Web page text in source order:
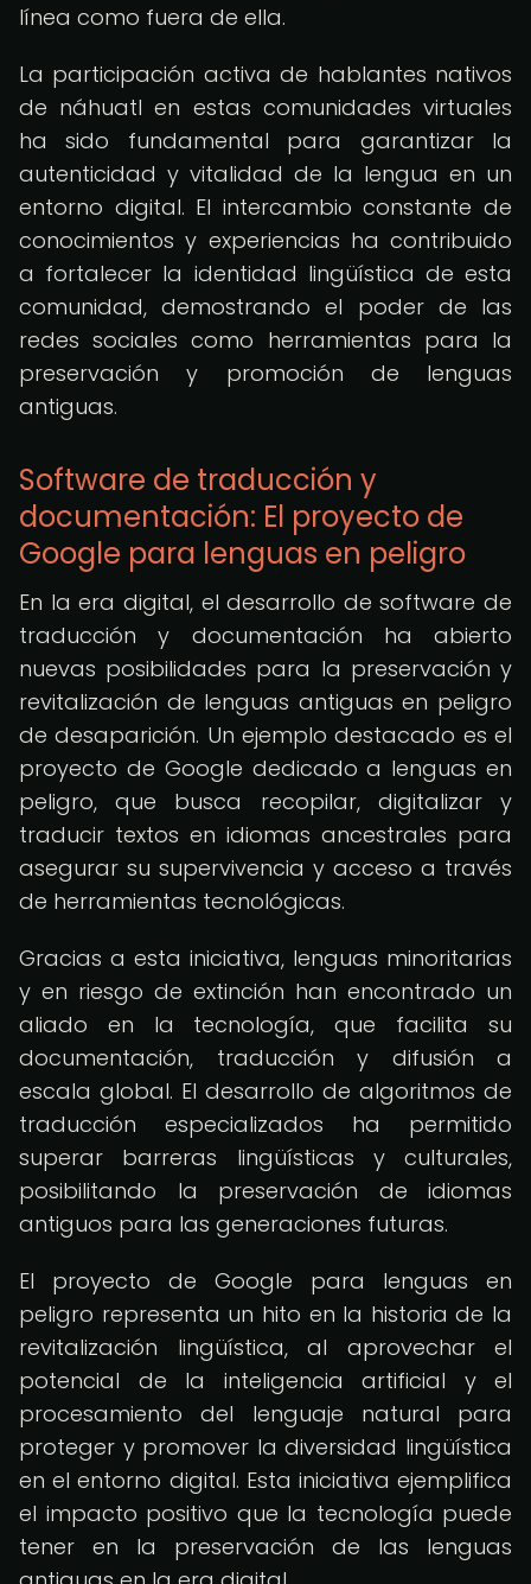
línea como fuera de ella.
La participación activa de hablantes nativos
de náhuatl en estas comunidades virtuales
ha sido fundamental para garantizar la
autenticidad y vitalidad de la lengua en un
entorno digital. El intercambio constante de
conocimientos y experiencias ha contribuido
a fortalecer la identidad lingüística de esta
comunidad, demostrando el poder de las
redes sociales como herramientas para la
preservación y promoción de lenguas
antiguas.
Software de traducción y
documentación: El proyecto de
Google para lenguas en peligro
En la era digital, el desarrollo de software de
traducción y documentación ha abierto
nuevas posibilidades para la preservación y
revitalización de lenguas antiguas en peligro
de desaparición. Un ejemplo destacado es el
proyecto de Google dedicado a lenguas en
peligro, que busca recopilar, digitalizar y
traducir textos en idiomas ancestrales para
asegurar su supervivencia y acceso a través
de herramientas tecnológicas.
Gracias a esta iniciativa, lenguas minoritarias
y en riesgo de extinción han encontrado un
aliado en la tecnología, que facilita su
documentación, traducción y difusión a
escala global. El desarrollo de algoritmos de
traducción especializados ha permitido
superar barreras lingüísticas y culturales,
posibilitando la preservación de idiomas
antiguos para las generaciones futuras.
El proyecto de Google para lenguas en
peligro representa un hito en la historia de la
revitalización lingüística, al aprovechar el
potencial de la inteligencia artificial y el
procesamiento del lenguaje natural para
proteger y promover la diversidad lingüística
en el entorno digital. Esta iniciativa ejemplifica
el impacto positivo que la tecnología puede
tener en la preservación de las lenguas